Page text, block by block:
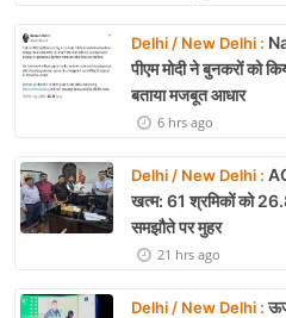
Delhi / New Delhi :
पीएम मोदी ने बुनकरों को
बताया मजबूत आधार
6 hrs ago
Delhi / New Delhi :
खत्म: 61 श्रमिकों को
समझौते पर मुहर
21 hrs ago
Delhi / New Delhi :